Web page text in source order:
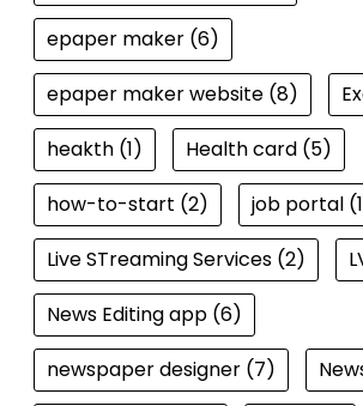
epaper maker(6)
epaper maker website(8)
heakth(1) Health card(5)
how-to-start (2) job portal
Live STreaming Services(2)
News Editing app(6)
newspaper designer(7)